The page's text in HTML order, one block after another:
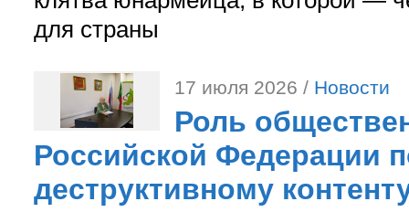
для страны
17 июля 2026 / Новости
Роль
Российской Федерации
деструктивному